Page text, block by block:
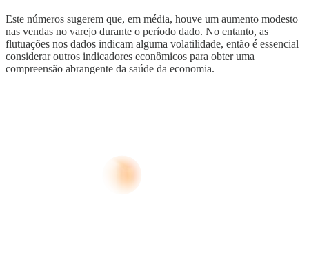
Este números sugerem que, em média, houve um aumento modesto
nas vendas no varejo durante o período dado. No entanto, as
flutuações nos dados indicam alguma volatilidade, então é essencial
considerar outros indicadores econômicos para obter uma
compreensão abrangente da saúde da economia.